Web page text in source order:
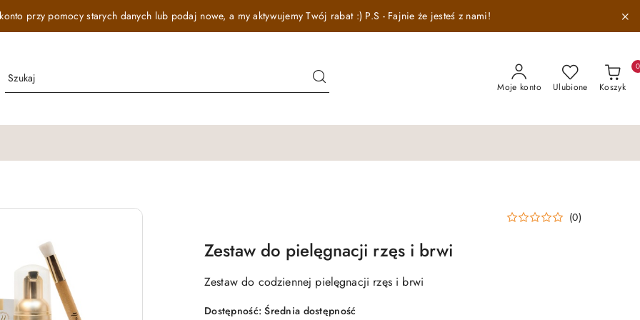
przy pomocy starych danych lub podaj nowe, a my aktywujemy Twój rabat :) P.S - Fajnie że jesteś z nami!
Moje konto Ulubione Koszyk
0
(0)
Zestaw do pielęgnacji rzęs i brwi
Zestaw do codziennej pielęgnacji rzęs i brwi
Dostępność:Średnia dostępność